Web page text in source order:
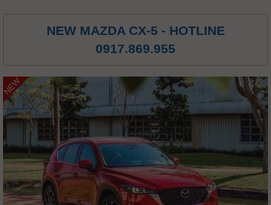
NEW MAZDA CX-5 - HOTLINE
0917.869.955
NEW